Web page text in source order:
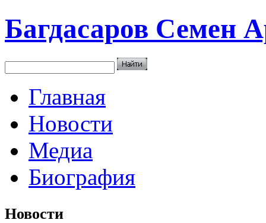
Багдасаров Семен
Главная
Новости
Медиа
Биография
Новости